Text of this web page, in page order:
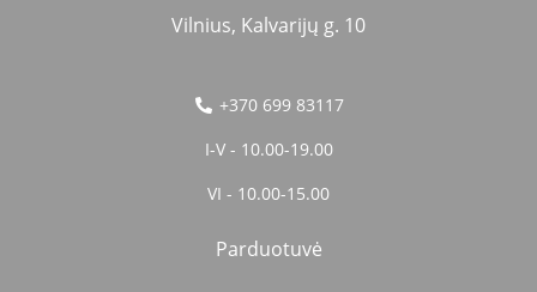
Vilnius, Kalvarijų g. 10
+370 699 83117
I-V - 10.00-19.00
VI - 10.00-15.00
Parduotuvė